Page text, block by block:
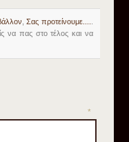
,Σας προτείνουμε....
να πας στο τέλος και να
*